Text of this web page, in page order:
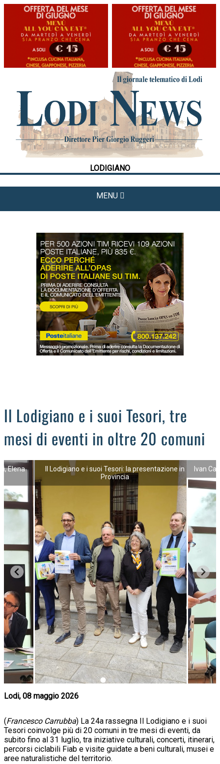
LODIGIANO
MENU
HOME
CRONACA
POLITICA
LA FOTO
METEO
CULTURA
DAL TERRITORIO
OROSCOPO
LA PIAZZA
ANIMALI
OCCHIO ALLA TRUFFA
NECROLOGI
Il Lodigiano e i suoi Tesori, tre
mesi di eventi in oltre 20 comuni
Elena
Il Lodigiano e i suoi Tesori: la presentazione in
Provincia
Ivan
Lodi, 08 maggio 2026
(Francesco Carrubba) La 24a rassegna Il Lodigiano e i suoi
Tesori coinvolge più di 20 comuni in tre mesi di eventi, da
subito fino al 31 luglio, tra iniziative culturali, concerti, itinerari,
percorsi ciclabili Fiab e visite guidate a beni culturali, musei e
aree naturalistiche del territorio.